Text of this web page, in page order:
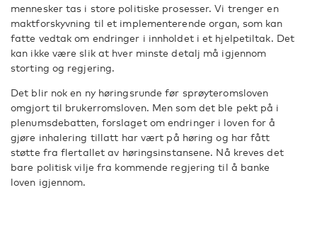
mennesker tas i store politiske prosesser. Vi trenger en
maktforskyvning til et implementerende organ, som kan
fatte vedtak om endringer i innholdet i et hjelpetiltak. Det
kan ikke være slik at hver minste detalj må igjennom
storting og regjering.
Det blir nok en ny høringsrunde før sprøyteromsloven
omgjort til brukerromsloven. Men som det ble pekt på i
plenumsdebatten, forslaget om endringer i loven for å
gjøre inhalering tillatt har vært på høring og har fått
støtte fra flertallet av høringsinstansene. Nå kreves det
bare politisk vilje fra kommende regjering til å banke
loven igjennom.